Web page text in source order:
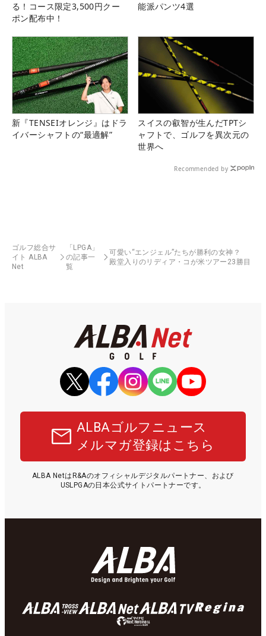
る！コース限定3,500円クー
ポン配布中！
能派パンツ4選
新『TENSEIオレンジ』はドラ
イバーシャフトの“最適解”
スイスの叡智が生んだTPTシ
ャフトで、ゴルフを異次元の
世界へ
Recommended by
ゴルフ総合サ
イト ALBA
Net
「LPGA」
の記事一
覧
可愛い“エンジェル”たちが勝利の女神？
殿堂入りのリディア・コが米ツアー23勝目
ALBAゴルフニュース
メルマガ登録はこちら
ALBA NetはR&Aのオフィシャルデジタルパートナー、および
USLPGAの日本公式サイトパートナーです。